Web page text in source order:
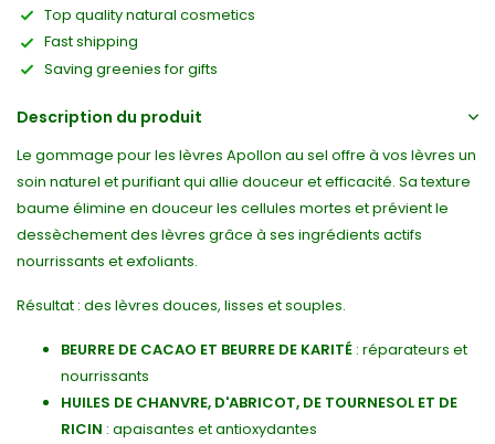
Top quality natural cosmetics
Fast shipping
Saving greenies for gifts
Description du produit
Le gommage pour les lèvres Apollon au sel offre à vos lèvres un
soin naturel et purifiant qui allie douceur et efficacité. Sa texture
baume élimine en douceur les cellules mortes et prévient le
dessèchement des lèvres grâce à ses ingrédients actifs
nourrissants et exfoliants.
Résultat : des lèvres douces, lisses et souples.
BEURRE DE CACAO ET BEURRE DE KARITÉ : réparateurs et
nourrissants
HUILES DE CHANVRE, D'ABRICOT, DE TOURNESOL ET DE
RICIN : apaisantes et antioxydantes